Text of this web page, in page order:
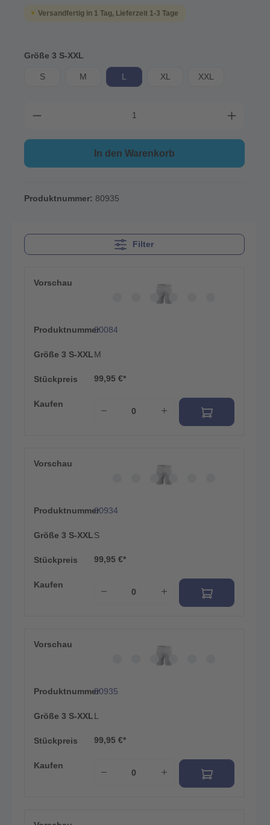
Versandfertig in 1 Tag, Lieferzeit 1-3 Tage
Größe 3 S-XXL
S M L XL XXL
In den Warenkorb
Produktnummer: 80935
Filter
Vorschau
Produktnummer80084
Größe 3 S-XXLM
Stückpreis 99,95 €*
Kaufen
Vorschau
Produktnummer80934
Größe 3 S-XXLS
Stückpreis 99,95 €*
Kaufen
Vorschau
Produktnummer80935
Größe 3 S-XXLL
Stückpreis 99,95 €*
Kaufen